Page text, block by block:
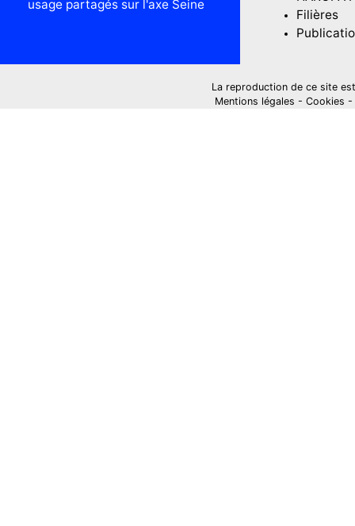
usage partagés sur l'axe Seine
Filières
La reproduction de ce site
Mentions légales - Cookies -